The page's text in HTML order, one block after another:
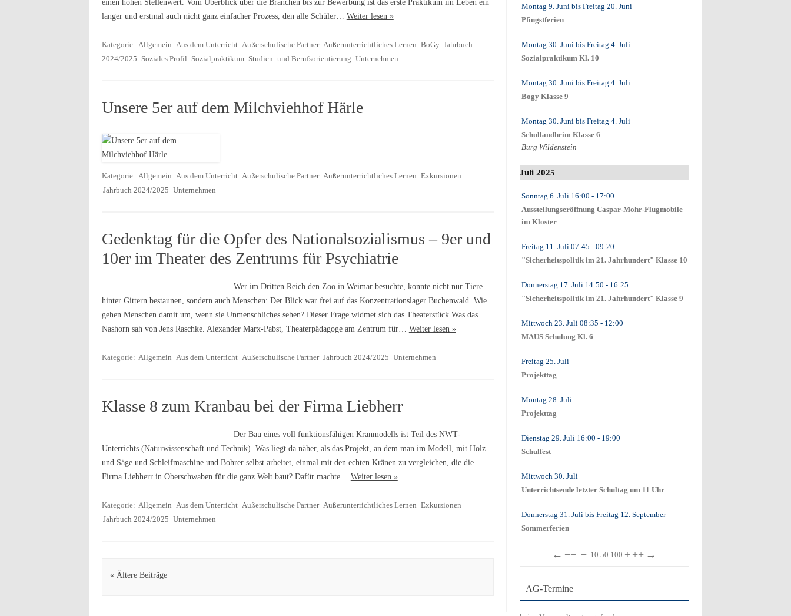
einen hohen Stellenwert. Vom Überblick über die Branchen bis zur Bewerbung ist das erste Praktikum im Leben ein
langer und erstmal auch nicht ganz einfacher Prozess, den alle Schüler… Weiter lesen »
Kategorie: Allgemein Aus dem Unterricht Außerschulische Partner Außerunterrichtliches Lernen BoGy Jahrbuch
2024/2025 Soziales Profil Sozialpraktikum Studien- und Berufsorientierung Unternehmen
Unsere 5er auf dem Milchviehhof Härle
Kategorie: Allgemein Aus dem Unterricht Außerschulische Partner Außerunterrichtliches Lernen Exkursionen
Jahrbuch 2024/2025 Unternehmen
Gedenktag für die Opfer des Nationalsozialismus – 9er und
10er im Theater des Zentrums für Psychiatrie
Wer im Dritten Reich den Zoo in Weimar besuchte, konnte nicht nur Tiere
hinter Gittern bestaunen, sondern auch Menschen: Der Blick war frei auf das Konzentrationslager Buchenwald. Wie
gehen Menschen damit um, wenn sie Unmenschliches sehen? Dieser Frage widmet sich das Theaterstück Was das
Nashorn sah von Jens Raschke. Alexander Marx-Pabst, Theaterpädagoge am Zentrum für… Weiter lesen »
Kategorie: Allgemein Aus dem Unterricht Außerschulische Partner Jahrbuch 2024/2025 Unternehmen
Klasse 8 zum Kranbau bei der Firma Liebherr
Der Bau eines voll funktionsfähigen Kranmodells ist Teil des NWT-
Unterrichts (Naturwissenschaft und Technik). Was liegt da näher, als das Projekt, an dem man im Modell, mit Holz
und Säge und Schleifmaschine und Bohrer selbst arbeitet, einmal mit den echten Kränen zu vergleichen, die die
Firma Liebherr in Oberschwaben für die ganz Welt baut? Dafür machte… Weiter lesen »
Kategorie: Allgemein Aus dem Unterricht Außerschulische Partner Außerunterrichtliches Lernen Exkursionen
Jahrbuch 2024/2025 Unternehmen
Artikel Navigation
« Ältere Beiträge
Montag 9. Junibis Freitag 20. Juni
Pfingstferien
Montag 30. Junibis Freitag 4. Juli
Sozialpraktikum Kl. 10
Montag 30. Junibis Freitag 4. Juli
Bogy Klasse 9
Montag 30. Junibis Freitag 4. Juli
Schullandheim Klasse 6
Burg Wildenstein
Juli 2025
Sonntag 6. Juli 16:00 - 17:00
Ausstellungseröffnung Caspar-Mohr-Flugmobile
im Kloster
Freitag 11. Juli 07:45 - 09:20
"Sicherheitspolitik im 21. Jahrhundert" Klasse 10
Donnerstag 17. Juli 14:50 - 16:25
"Sicherheitspolitik im 21. Jahrhundert" Klasse 9
Mittwoch 23. Juli 08:35 - 12:00
MAUS Schulung Kl. 6
Freitag 25. Juli
Projekttag
Montag 28. Juli
Projekttag
Dienstag 29. Juli 16:00 - 19:00
Schulfest
Mittwoch 30. Juli
Unterrichtsende letzter Schultag um 11 Uhr
Donnerstag 31. Juli bis Freitag 12. September
Sommerferien
← −− − 10 50 100 + ++ →
AG-Termine